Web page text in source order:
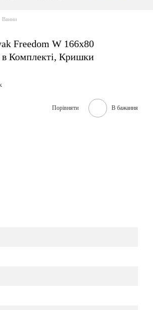
Ванни
Freedom W 166x80
Комплекті, Кришки
Порівняти В бажання